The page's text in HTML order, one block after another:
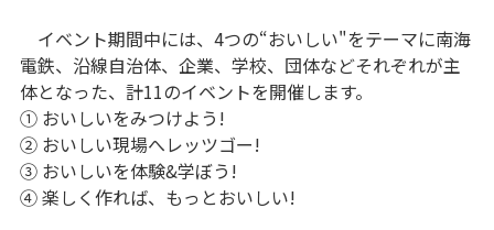
イベント期間中には、4つの“おいしい"をテーマに南海
電鉄、沿線自治体、企業、学校、団体などそれぞれが主
体となった、計11のイベントを開催します。
① おいしいをみつけよう!
② おいしい現場へレッツゴー!
③ おいしいを体験&学ぼう!
④ 楽しく作れば、もっとおいしい!